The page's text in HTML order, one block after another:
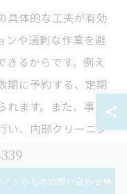
具体的な工夫が有効
ンや過剰な作業を避
るからです。例え
期に予約する、定期
ます。また、事前
い、内部クリーニン
らのポイントを押
アコンクリーニング
インからのお問い合わせ